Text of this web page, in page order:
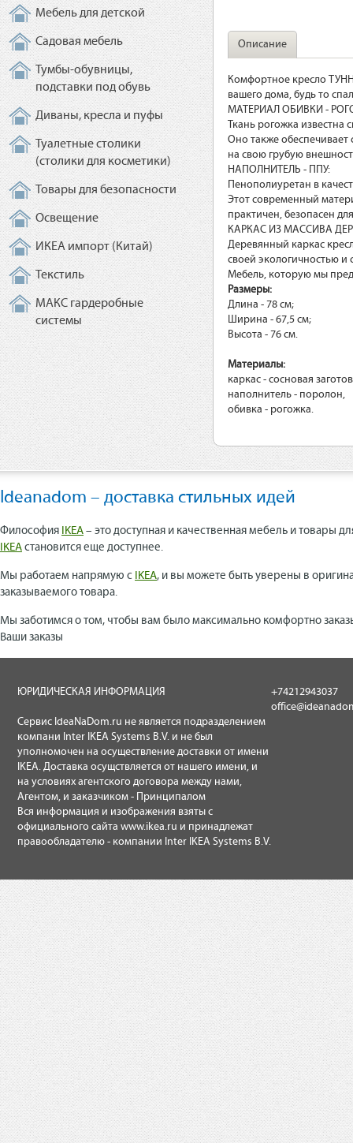
Мебель для детской
Садовая мебель
Тумбы-обувницы,
подставки под обувь
Диваны, кресла и пуфы
Туалетные столики
(столики для косметики)
Товары для безопасности
Освещение
ИКЕА импорт (Китай)
Текстиль
МАКС гардеробные
системы
Описание
Комфортное кресло
вашего дома, будь то
МАТЕРИАЛ ОБИВКИ -
Ткань рогожка
Оно также обеспечивает
на свою грубую
НАПОЛНИТЕЛЬ - ППУ:
Пенополиуретан в
Этот современный
практичен, безопасен
КАРКАС ИЗ МАССИВА
Деревянный каркас
своей экологичностью и
Мебель, которую мы
Размеры:
Длина - 78 см;
Ширина - 67,5 см;
Высота - 76 см.
Материалы:
каркас - сосновая
наполнитель - поролон,
обивка - рогожка.
Ideanadom – доставка стильных идей
Философия IKEA – это доступная и качественная мебель и товары
IKEA становится еще доступнее.
Мы работаем напрямую с IKEA, и вы можете быть уверены в
заказываемого товара.
Мы заботимся о том, чтобы вам было максимально комфортно
Ваши заказы
ЮРИДИЧЕСКАЯ ИНФОРМАЦИЯ
Сервис IdeaNaDom.ru не является подразделением
компани Inter IKEA Systems B.V. и не был
уполномочен на осуществление доставки от имени
IKEA. Доставка осущствляется от нашего имени, и
на условиях агентского договора между нами,
Агентом, и заказчиком - Принципалом
Вся информация и изображения взяты с
официального сайта www.ikea.ru и принадлежат
правообладателю - компании Inter IKEA Systems B.V.
+74212943037